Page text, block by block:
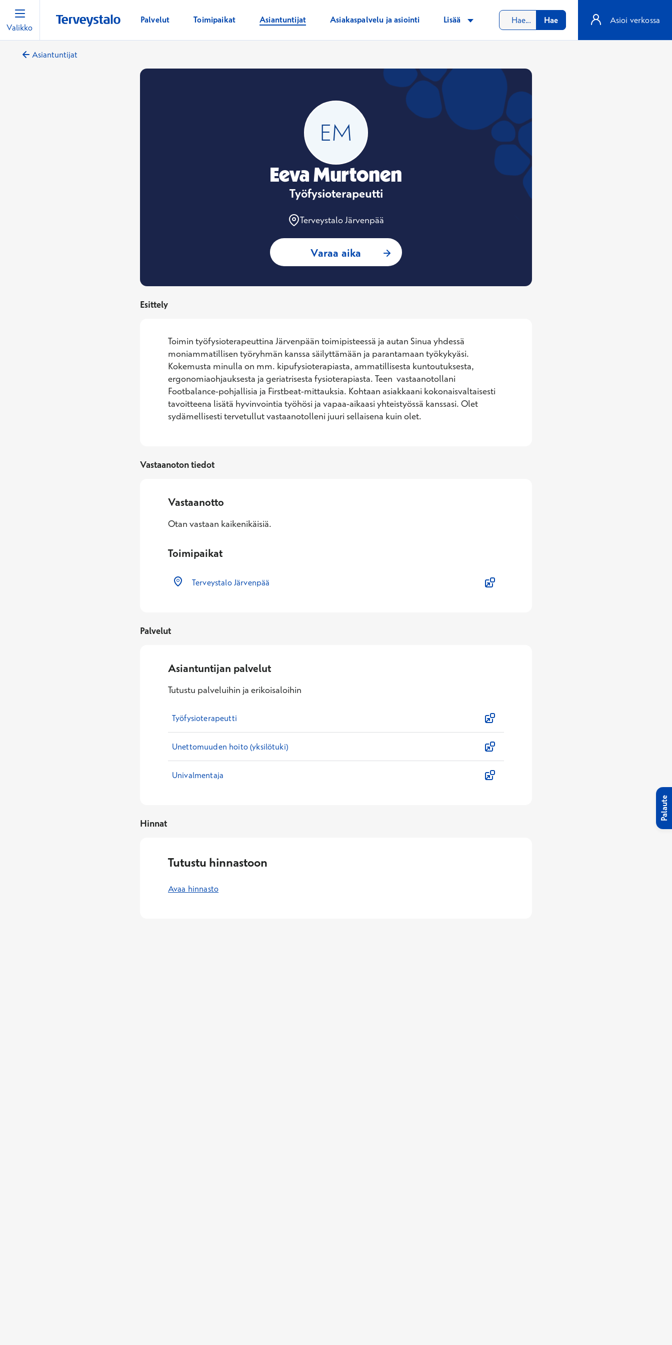
Valikko
Palvelut Toimipaikat Asiantuntijat Asiakaspalvelu ja asiointi Lisää Hae Asioi verkossa
Asiantuntijat
Eeva Murtonen
Työfysioterapeutti
Terveystalo Järvenpää
Varaa aika : Eeva Murtonen, Työfysioterapeutti
Esittely
Toimin työfysioterapeuttina Järvenpään toimipisteessä ja autan Sinua yhdessä
moniammatillisen työryhmän kanssa säilyttämään ja parantamaan työkykyäsi.
Kokemusta minulla on mm. kipufysioterapiasta, ammatillisesta kuntoutuksesta,
ergonomiaohjauksesta ja geriatrisesta fysioterapiasta. Teen  vastaanotollani
Footbalance-pohjallisia ja Firstbeat-mittauksia. Kohtaan asiakkaani kokonaisvaltaisesti
tavoitteena lisätä hyvinvointia työhösi ja vapaa-aikaasi yhteistyössä kanssasi. Olet
sydämellisesti tervetullut vastaanotolleni juuri sellaisena kuin olet.
Vastaanoton tiedot
Vastaanotto
Otan vastaan kaikenikäisiä.
Toimipaikat
Terveystalo Järvenpää
Palvelut
Asiantuntijan palvelut
Tutustu palveluihin ja erikoisaloihin
Työfysioterapeutti
Unettomuuden hoito (yksilötuki)
Univalmentaja
Hinnat
Tutustu hinnastoon
Avaa hinnasto
Palaute